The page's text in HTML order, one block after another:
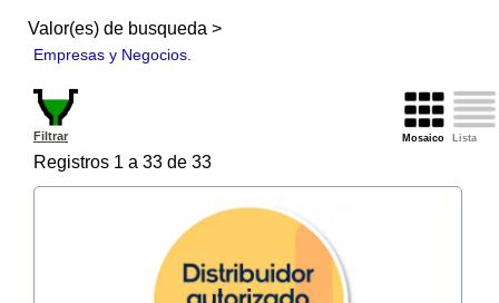
Valor(es) de busqueda >
Empresas y Negocios.
Filtrar Lista
Mosaico
Registros 1 a 33 de 33